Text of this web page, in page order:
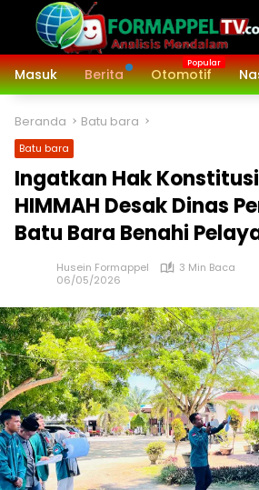
Langsung
konten
Masuk
Berita Otomotif
Beranda Batu bara
Batu bara
Ingatkan Hak
HIMMAH Desak Dinas
Batu Bara Benahi
Husein Formappel
3 Min Baca
06/05/2026